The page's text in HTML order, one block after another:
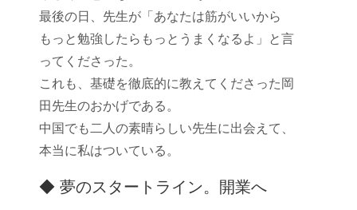
最後の日、先生が「あなたは筋がいいから
もっと勉強したらもっとうまくなるよ」と言
ってくださった。
これも、基礎を徹底的に教えてくださった岡
田先生のおかげである。
中国でも二人の素晴らしい先生に出会えて、
本当に私はついている。
◆ 夢のスタートライン。開業へ